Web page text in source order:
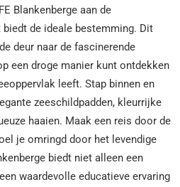
Blankenberge aan de
de ideale bestemming. Dit
deur naar de fascinerende
een droge manier kunt ontdekken
leeft. Stap binnen en
zeeschildpadden, kleurrijke
haaien. Maak een reis door de
je omringd door het levendige
biedt niet alleen een
waardevolle educatieve ervaring